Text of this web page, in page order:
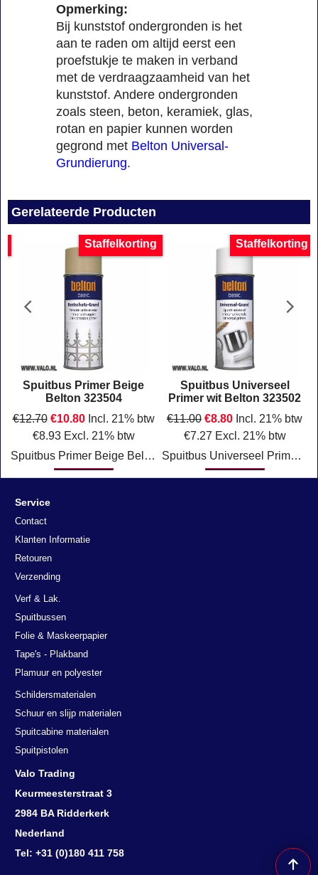
Opmerking:
Bij kunststof ondergronden is het
aan te raden om altijd eerst een
proefstukje te maken in verband
met de verdraagzaamheid van het
kunststof. Andere ondergronden
zoals steen, beton, keramiek, glas,
rotan en papier kunnen worden
gegrond met Belton Universal-
Grundierung.
Gerelateerde Producten
Staffelkorting
Spuitbus Primer Beige
Belton 323504
€12.70 €10.80 Incl. 21% btw
€8.93 Excl. 21% btw
Spuitbus Primer Beige Belton 323504
Klik hier
Staffelkorting
Spuitbus Universeel
Primer wit Belton 323502
€11.00 €8.80 Incl. 21% btw
€7.27 Excl. 21% btw
Spuitbus Universeel Primer wit 323502 Belton
Klik hier
Service
Contact
Klanten Informatie
Retouren
Verzending
Verf & Lak.
Spuitbussen
Folie & Maskeerpapier
Tape's - Plakband
Plamuur en polyester
Schildersmaterialen
Schuur en slijp materialen
Spuitcabine materialen
Spuitpistolen
Valo Trading
Keurmeesterstraat 3
2984 BA Ridderkerk
Nederland
Tel: +31 (0)180 411 758
Deze website maakt gebruik van
cookies.
We gebruiken cookies om inhoud en advertenties te personaliseren en
om ons verkeer te analyseren. We delen ook informatie over uw
deze kunnen combineren met andere informatie die u aan hen heeft
verstrekt of die zij hebben verzameld door uw gebruik van hun